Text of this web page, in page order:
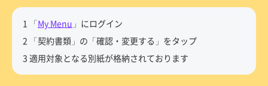
1 「My Menu 」にログイン
2 「契約書類」の「確認・変更する」をタップ
3 適用対象となる別紙が格納されております